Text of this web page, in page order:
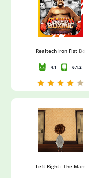
Realtech Iron Fist
4.1 6.1.2
Left-Right : The